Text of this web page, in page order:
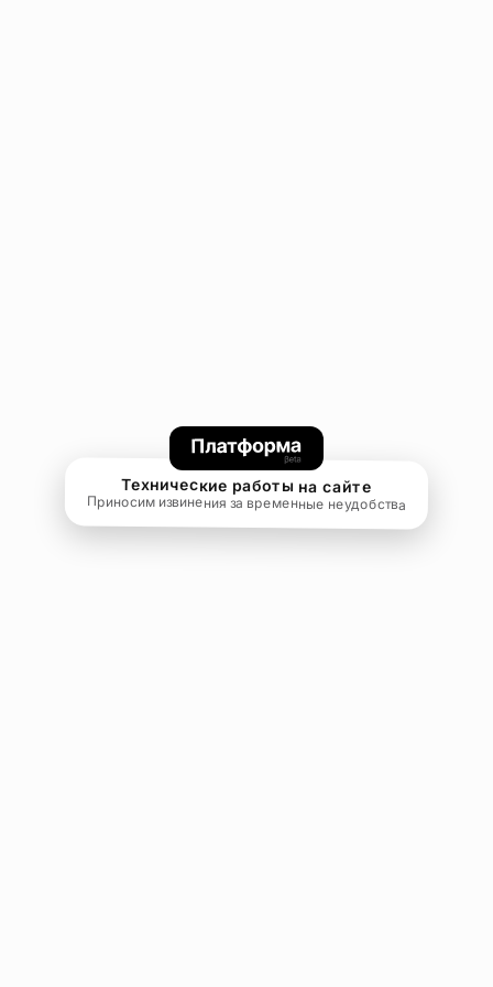
Технические работы на сайте
Приносим извинения за временные неудобства